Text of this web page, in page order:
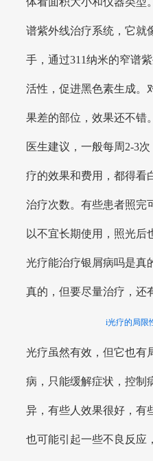
谱紫外线治疗系统，它就
手，通过311纳米的窄谱
活性，促进黑色素生成。
果差的部位，效果还不错
医生建议，一般每周2-3
疗的效果和费用，都得看
治疗次数。有些患者照完
以不宜长期使用，照光后
光疗能治疗银屑病吗是真
真的，但要尽量治疗，还
i光疗的局限
光疗虽然有效，但它也有
病，只能缓解症状，控制
异，有些人效果很好，有
也可能引起一些不良反应